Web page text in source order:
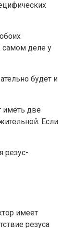
самом деле у
будет и
иметь две
Если
резус-
имеет
резуса